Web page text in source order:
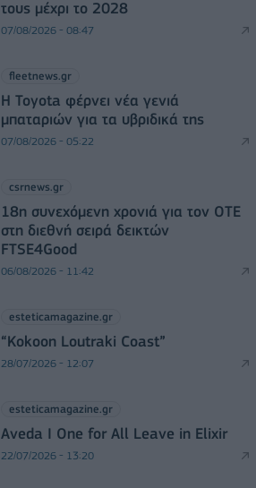
τους μέχρι το 2028
07/08/2026 - 08:47
fleetnews.gr
Η Toyota φέρνει νέα γενιά
μπαταριών για τα υβριδικά της
07/08/2026 - 05:22
csrnews.gr
18η συνεχόμενη χρονιά για τον ΟΤΕ
στη διεθνή σειρά δεικτών
FTSE4Good
06/08/2026 - 11:42
esteticamagazine.gr
“Kokoon Loutraki Coast”
28/07/2026 - 12:07
esteticamagazine.gr
Aveda I One for All Leave in Elixir
22/07/2026 - 13:20